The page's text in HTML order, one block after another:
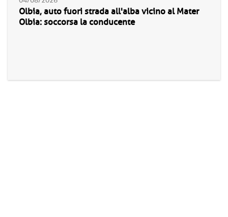
Olbia, auto fuori strada all'alba vicino al Mater
Olbia: soccorsa la conducente